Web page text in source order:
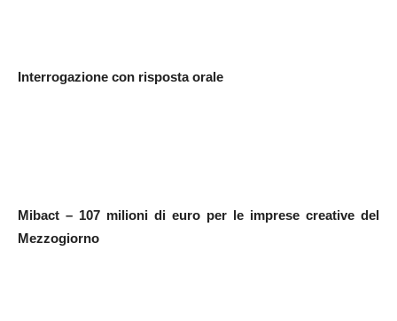
Interrogazione con risposta orale
Mibact – 107 milioni di euro per le imprese creative del
Mezzogiorno